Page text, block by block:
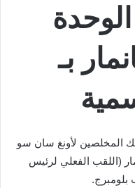
بـ
المخلصين لأونغ سان سو
(اللقب الفعلي لرئيس
بلومبرج.